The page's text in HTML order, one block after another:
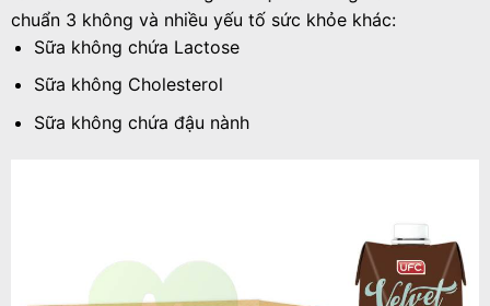
chuẩn 3 không và nhiều yếu tố sức khỏe khác:
Sữa không chứa Lactose
Sữa không Cholesterol
Sữa không chứa đậu nành